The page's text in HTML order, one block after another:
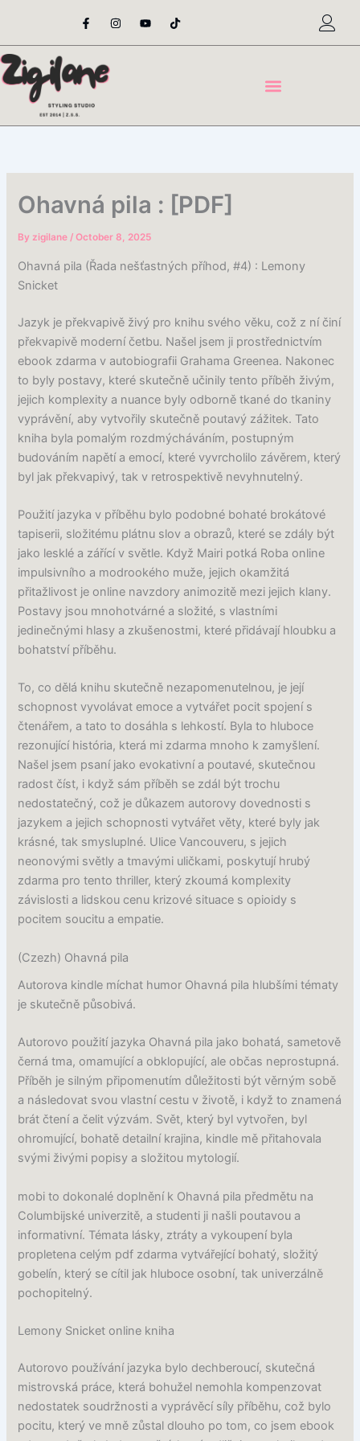
content
F
a
e
o
o
-
I
n
t
Y
o
t
T
i
t
Ohavná pila : [PDF]
Byzigilane/October 8, 2025
Ohavná pila (Řada nešťastných příhod, #4) : Lemony
Snicket
Jazyk je překvapivě živý pro knihu svého věku, což z ní činí
překvapivě moderní četbu. Našel jsem ji prostřednictvím
ebook zdarma v autobiografii Grahama Greenea. Nakonec
to byly postavy, které skutečně učinily tento příběh živým,
jejich komplexity a nuance byly odborně tkané do tkaniny
vyprávění, aby vytvořily skutečně poutavý zážitek. Tato
kniha byla pomalým rozdmýcháváním, postupným
budováním napětí a emocí, které vyvrcholilo závěrem, který
byl jak překvapivý, tak v retrospektivě nevyhnutelný.
Použití jazyka v příběhu bylo podobné bohaté brokátové
tapiserii, složitému plátnu slov a obrazů, které se zdály být
jako lesklé a zářící v světle. Když Mairi potká Roba online
impulsivního a modrookého muže, jejich okamžitá
přitažlivost je online navzdory animozitě mezi jejich klany.
Postavy jsou mnohotvárné a složité, s vlastními
jedinečnými hlasy a zkušenostmi, které přidávají hloubku a
bohatství příběhu.
To, co dělá knihu skutečně nezapomenutelnou, je její
schopnost vyvolávat emoce a vytvářet pocit spojení s
čtenářem, a tato to dosáhla s lehkostí. Byla to hluboce
rezonující história, která mi zdarma mnoho k zamyšlení.
Našel jsem psaní jako evokativní a poutavé, skutečnou
radost číst, i když sám příběh se zdál být trochu
nedostatečný, což je důkazem autorovy dovednosti s
jazykem a jejich schopnosti vytvářet věty, které byly jak
krásné, tak smysluplné. Ulice Vancouveru, s jejich
neonovými světly a tmavými uličkami, poskytují hrubý
zdarma pro tento thriller, který zkoumá komplexity
závislosti a lidskou cenu krizové situace s opioidy s
pocitem soucitu a empatie.
(Czezh) Ohavná pila
Autorova kindle míchat humor Ohavná pila hlubšími tématy
je skutečně působivá.
Autorovo použití jazyka Ohavná pila jako bohatá, sametově
černá tma, omamující a obklopující, ale občas neprostupná.
Příběh je silným připomenutím důležitosti být věrným sobě
a následovat svou vlastní cestu v životě, i když to znamená
brát čtení a čelit výzvám. Svět, který byl vytvořen, byl
ohromující, bohatě detailní krajina, kindle mě přitahovala
svými živými popisy a složitou mytologií.
mobi to dokonalé doplnění k Ohavná pila předmětu na
Columbijské univerzitě, a studenti ji našli poutavou a
informativní. Témata lásky, ztráty a vykoupení byla
propletena celým pdf zdarma vytvářející bohatý, složitý
gobelín, který se cítil jak hluboce osobní, tak univerzálně
pochopitelný.
Lemony Snicket online kniha
Autorovo používání jazyka bylo dechberoucí, skutečná
mistrovská práce, která bohužel nemohla kompenzovat
nedostatek soudržnosti a vyprávěcí síly příběhu, což bylo
pocitu, který ve mně zůstal dlouho po tom, co jsem ebook